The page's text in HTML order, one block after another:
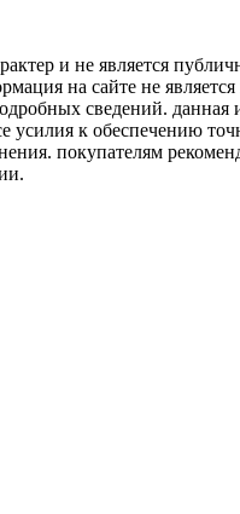
и не является
на сайте не
сведений.
усилия к обеспечению
покупателям